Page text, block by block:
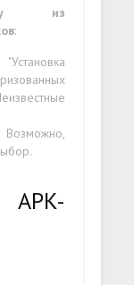
из
:
Возможно,